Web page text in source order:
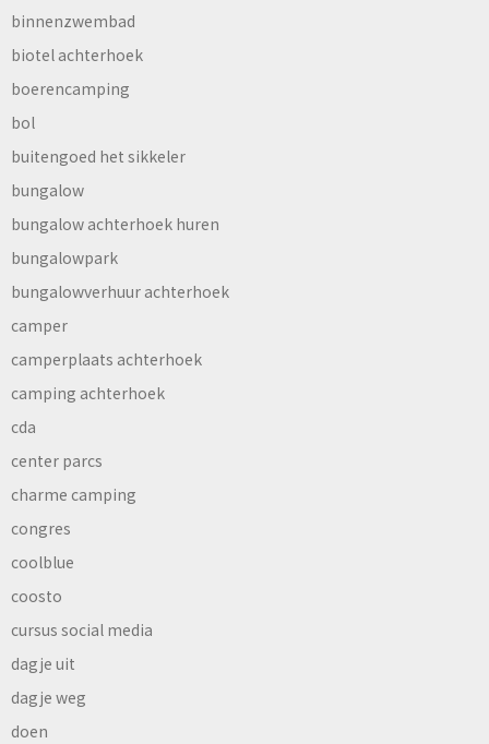
binnenzwembad
biotel achterhoek
boerencamping
bol
buitengoed het sikkeler
bungalow
bungalow achterhoek huren
bungalowpark
bungalowverhuur achterhoek
camper
camperplaats achterhoek
camping achterhoek
cda
center parcs
charme camping
congres
coolblue
coosto
cursus social media
dagje uit
dagje weg
doen